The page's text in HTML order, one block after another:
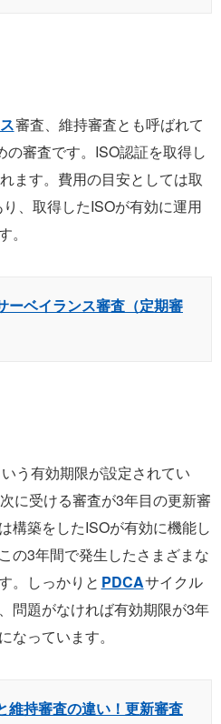
審査、維持審査とも呼ばれて
審査です。ISO認証を取得し
ます。費用の目安としては取
、取得したISOが有効に運用
ーベイランス審査（定期審
う有効期限が設定されてい
に受ける審査が3年目の更新審
構築をしたISOが有効に機能し
の3年間で発生したさまざまな
。しっかりと PDCAサイクル
問題がなければ有効期限が3年
なっています。
維持審査の違い！更新審査